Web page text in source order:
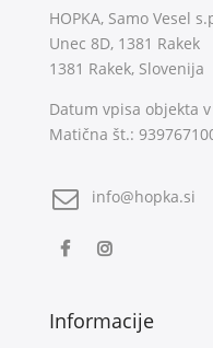
HOPKA, Samo Vesel
Unec 8D, 1381 Rakek
1381 Rakek, Slovenija
Datum vpisa objekta
Matična št.:
info@hopka.si
Informacije